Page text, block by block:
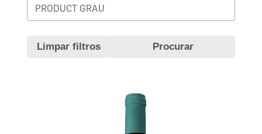
Limpar filtros Procurar